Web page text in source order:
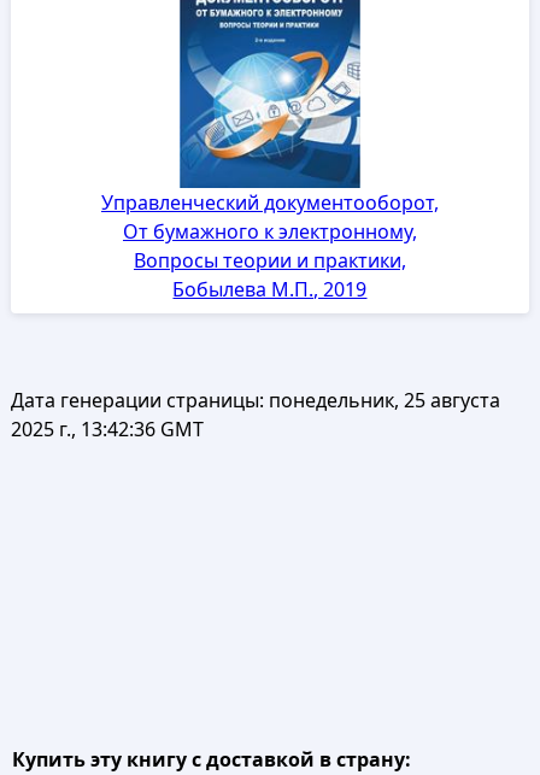
Управленческий документооборот,
От бумажного к электронному,
Вопросы теории и практики,
Бобылева М.П., 2019
Дата генерации страницы: понедельник, 25 августа
2025 г., 13:42:36 GMT
Купить эту книгу с доставкой в страну: